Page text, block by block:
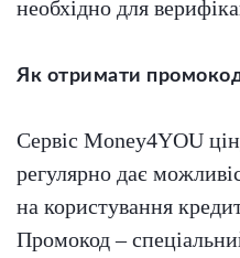
необхідно для
Як отримати
Сервіс Money4YOU
регулярно дає
на користування
Промокод –